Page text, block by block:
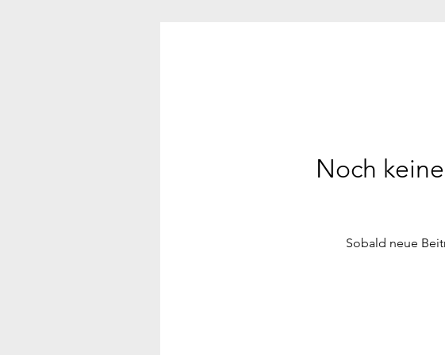
Noch
Sobald neue